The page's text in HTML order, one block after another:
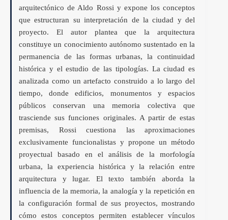
arquitectónico de Aldo Rossi y expone los conceptos
que estructuran su interpretación de la ciudad y del
proyecto. El autor plantea que la arquitectura
constituye un conocimiento autónomo sustentado en la
permanencia de las formas urbanas, la continuidad
histórica y el estudio de las tipologías. La ciudad es
analizada como un artefacto construido a lo largo del
tiempo, donde edificios, monumentos y espacios
públicos conservan una memoria colectiva que
trasciende sus funciones originales. A partir de estas
premisas, Rossi cuestiona las aproximaciones
exclusivamente funcionalistas y propone un método
proyectual basado en el análisis de la morfología
urbana, la experiencia histórica y la relación entre
arquitectura y lugar. El texto también aborda la
influencia de la memoria, la analogía y la repetición en
la configuración formal de sus proyectos, mostrando
cómo estos conceptos permiten establecer vínculos